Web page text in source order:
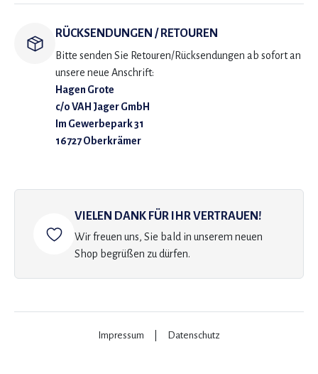
RÜCKSENDUNGEN / RETOUREN
Bitte senden Sie Retouren/Rücksendungen ab sofort an
unsere neue Anschrift:
Hagen Grote
c/o VAH Jager GmbH
Im Gewerbepark 31
16727 Oberkrämer
VIELEN DANK FÜR IHR VERTRAUEN!
Wir freuen uns, Sie bald in unserem neuen
Shop begrüßen zu dürfen.
Impressum Datenschutz